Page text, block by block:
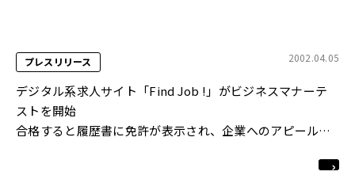
プレスリリース 2002.04.05
デジタル系求人サイト「Find Job !」がビジネスマナーテ
ストを開始
合格すると履歴書に免許が表示され、企業へのアピール材